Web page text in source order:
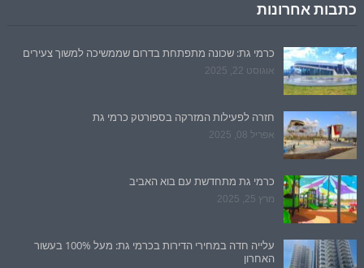
כתבות אחרונות
כרמי גת: שכונה מתפתחת בדרום שממשיכה למשוך צעירים
אוגוסט 22, 2025
חזרה לפעילות המזרקה בספורטק כרמי גת
אפריל 08, 2025
כרמי גת מתחדשת עם בוא האביב
מרץ 25, 2025
עלייה חדה במחירי הדירות בכרמי גת: מעל 100% בעשור
האחרון